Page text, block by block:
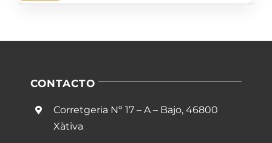
CONTACTO
Corretgeria Nº 17 – A – Bajo, 46800
Xàtiva